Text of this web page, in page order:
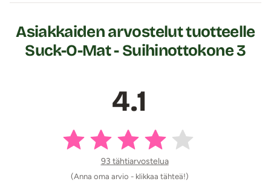
sisäänrakennettu lämmitystoimintolisää kokemukseen
tuntuisen.
Olipa toiveenasi kevyt hyväily tai intensiivinen nautinto,
Miksi valita Suck-O-Mat 3 -suihinottokone?
100 % enemmän imutehoa
ja intensiivisemmän imukokemuksen kuin koskaan
Realistinen suihinoton kokemus
Asiakkaiden arvostelut tuotteelle
Suck-O-Mat - Suihinottokone 3
4.1
93 tähtiarvostelua
(Anna oma arvio - klikkaa tähteä!)